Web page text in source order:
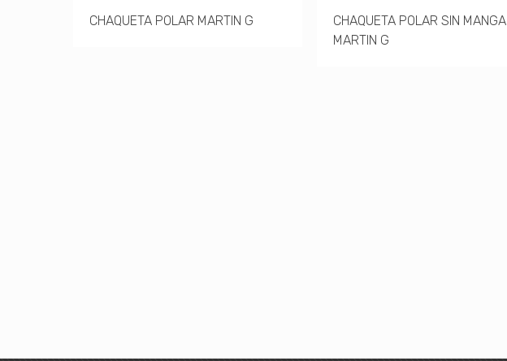
CHAQUETA POLAR MARTIN G
CHAQUETA POLAR SIN MANGA
MARTIN G